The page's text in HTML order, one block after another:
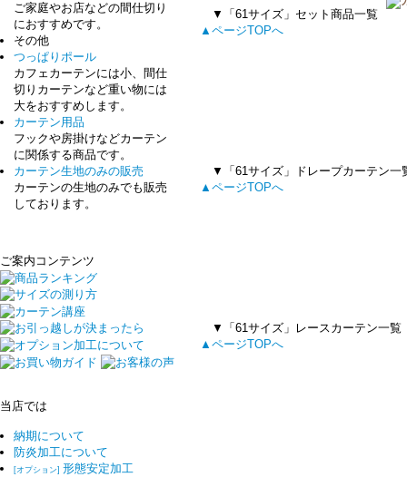
ご家庭やお店などの間仕切り
におすすめです。
その他
つっぱりポール
カフェカーテンには小、間仕
切りカーテンなど重い物には
大をおすすめします。
カーテン用品
フックや房掛けなどカーテン
に関係する商品です。
カーテン生地のみの販売
カーテンの生地のみでも販売
しております。
ご案内コンテンツ
当店では
納期について
防炎加工について
[オプション] 形態安定加工
▼「61サイズ」セット商品一覧
▲ページTOPへ
▼「61サイズ」ドレープカーテン一
▲ページTOPへ
▼「61サイズ」レースカーテン一覧
▲ページTOPへ